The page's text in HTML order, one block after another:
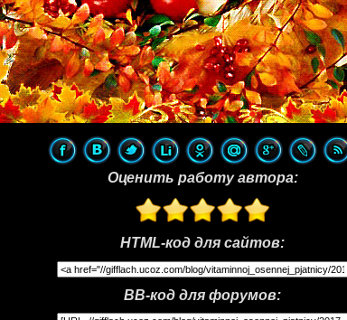
Оценить работу автора:
HTML-код для сайтов:
BB-код для форумов: